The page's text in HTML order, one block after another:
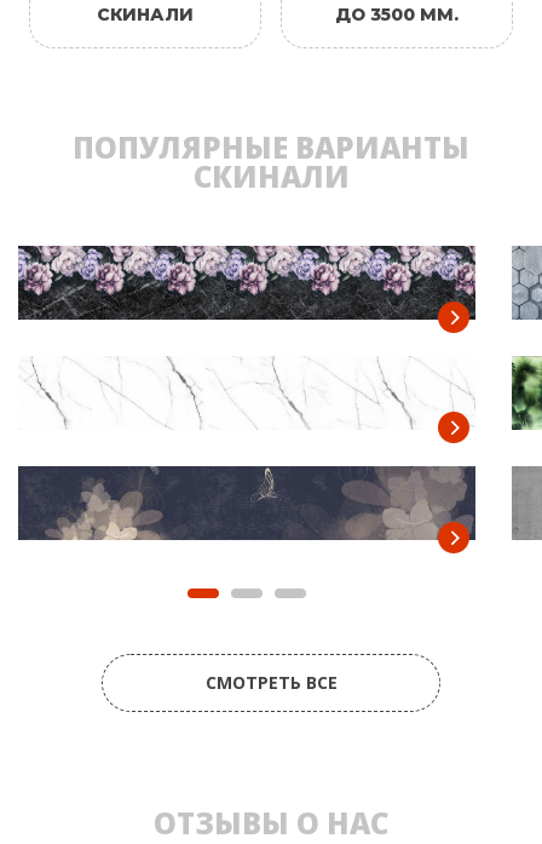
СКИНАЛИ
ДО 3500 ММ.
ПОПУЛЯРНЫЕ ВАРИАНТЫ
СКИНАЛИ
СМОТРЕТЬ ВСЕ
ОТЗЫВЫ О НАС